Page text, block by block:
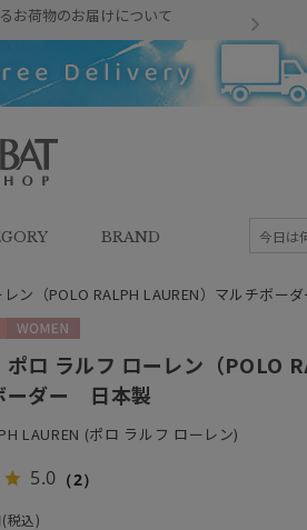
お荷物のお届けについて
インシ
BRAND
レン（POLO RALPH LAUREN）マルチボー
ポロ ラルフ ローレン（POLO
ーダー 日本製
LAUREN (ポロ ラルフ ローレン)
5.0 （2）
税込)